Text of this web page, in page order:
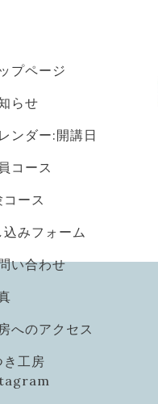
プページ
らせ
ンダー:開講日
コース
ース
込みフォーム
い合わせ
へのアクセス
き工房